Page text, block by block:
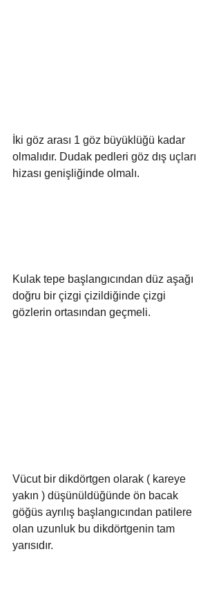
İki göz arası 1 göz büyüklüğü kadar
olmalıdır. Dudak pedleri göz dış uçları
hizası genişliğinde olmalı.
Kulak tepe başlangıcından düz aşağı
doğru bir çizgi çizildiğinde çizgi
gözlerin ortasından geçmeli.
Vücut bir dikdörtgen olarak ( kareye
yakın ) düşünüldüğünde ön bacak
göğüs ayrılış başlangıcından patilere
olan uzunluk bu dikdörtgenin tam
yarısıdır.